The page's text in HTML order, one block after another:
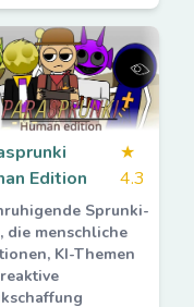
Edition
★
4.3
Sprunki-
die menschliche
KI-Themen